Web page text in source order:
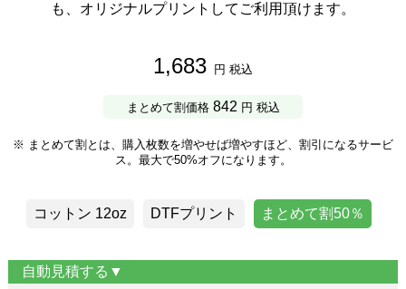
も、オリジナルプリントしてご利用頂けます。
1,683 円 税込
まとめて割価格 842円 税込
※ まとめて割とは、購入枚数を増やせば増やすほど、割引になるサービ
ス。最大で50%オフになります。
コットン 12oz DTFプリント まとめて割50％
自動見積する▼